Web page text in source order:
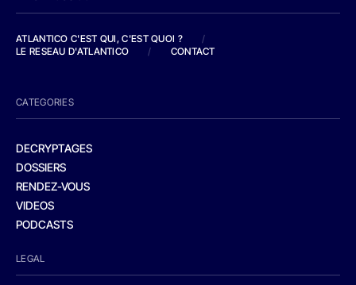
ATLANTICO C'EST QUI, C'EST QUOI ?
/
LE RESEAU D'ATLANTICO
/ CONTACT
CATEGORIES
DECRYPTAGES
DOSSIERS
RENDEZ-VOUS
VIDEOS
PODCASTS
LEGAL